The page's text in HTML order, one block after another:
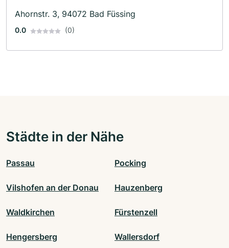
Ahornstr. 3, 94072 Bad Füssing
0.0 (0)
Städte in der Nähe
Passau Pocking
Vilshofen an der Donau Hauzenberg
Waldkirchen Fürstenzell
Hengersberg Wallersdorf